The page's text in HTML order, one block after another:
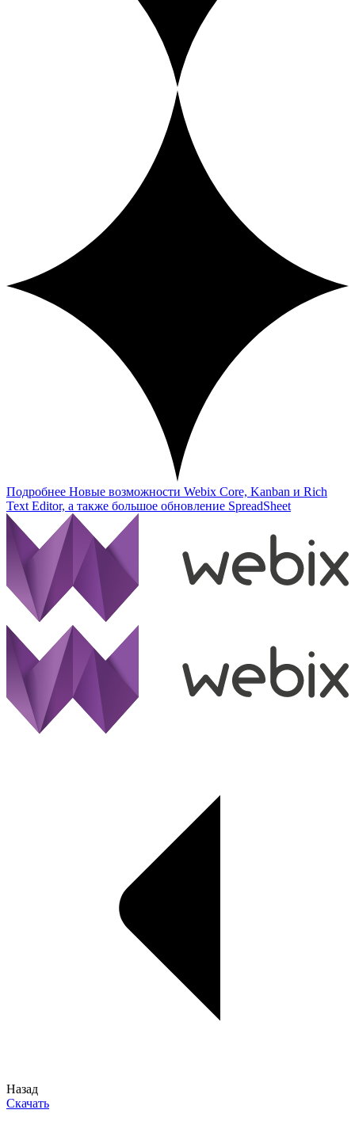
Подробнее Новые возможности Webix Core, Kanban и Rich
Text Editor, а также большое обновление SpreadSheet
Назад
Скачать